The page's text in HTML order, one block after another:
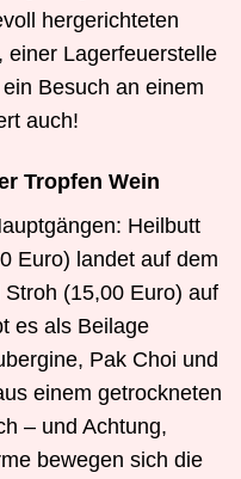
hergerichteten
einer Lagerfeuerstelle
Besuch an einem
auch!
Tropfen Wein
Heilbutt
Euro) landet auf dem
(15,00 Euro) auf
es als Beilage
Pak Choi und
einem getrockneten
– und Achtung,
bewegen sich die